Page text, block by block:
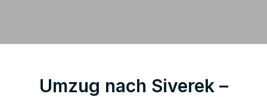
Umzug nach Siverek –